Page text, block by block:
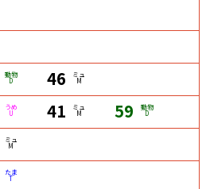
動物
D 46 ミュ
M
うめ
U 41 ミュ
M 59 動物
D
ミュ
M
たま
T